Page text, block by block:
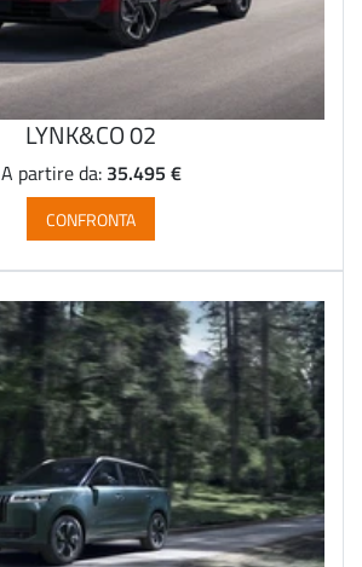
LYNK&CO 02
A partire da: 35.495 €
CONFRONTA